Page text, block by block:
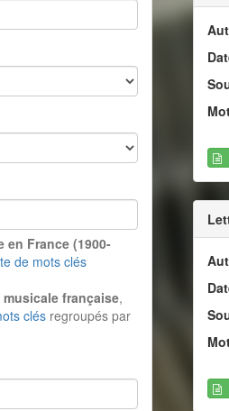
en France (1900-
de mots clés
française,
clés regroupés par